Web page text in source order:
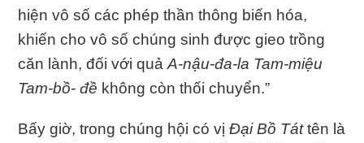
hiện vô số các phép thần thông biến hóa,
khiến cho vô số chúng sinh được gieo trồng
căn lành, đối với quảA-nậu-đa-la Tam-miệu
Tam-bồ- đề không còn thối chuyển.”
Bấy giờ, trong chúng hội có vịĐại Bồ Táttên là